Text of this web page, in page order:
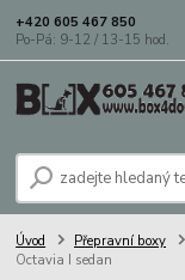
+420 605 467 850
Po-Pá: 9-12 / 13-15 hod.
Úvod Přepravní boxy
Octavia I sedan